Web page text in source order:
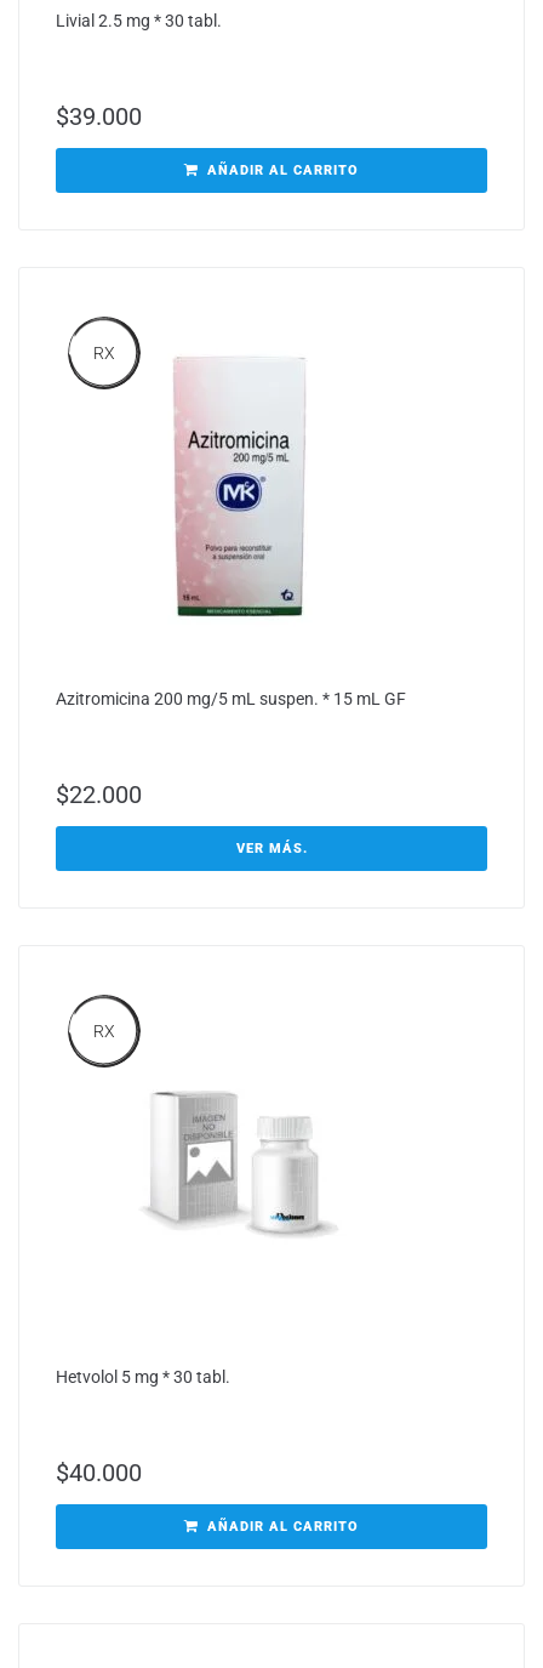
Livial 2.5 mg * 30 tabl.
$39.000
AÑADIR AL CARRITO
RX
Azitromicina 200 mg/5 mL suspen. * 15 mL GF
$22.000
VER MÁS.
RX
Hetvolol 5 mg * 30 tabl.
$40.000
AÑADIR AL CARRITO